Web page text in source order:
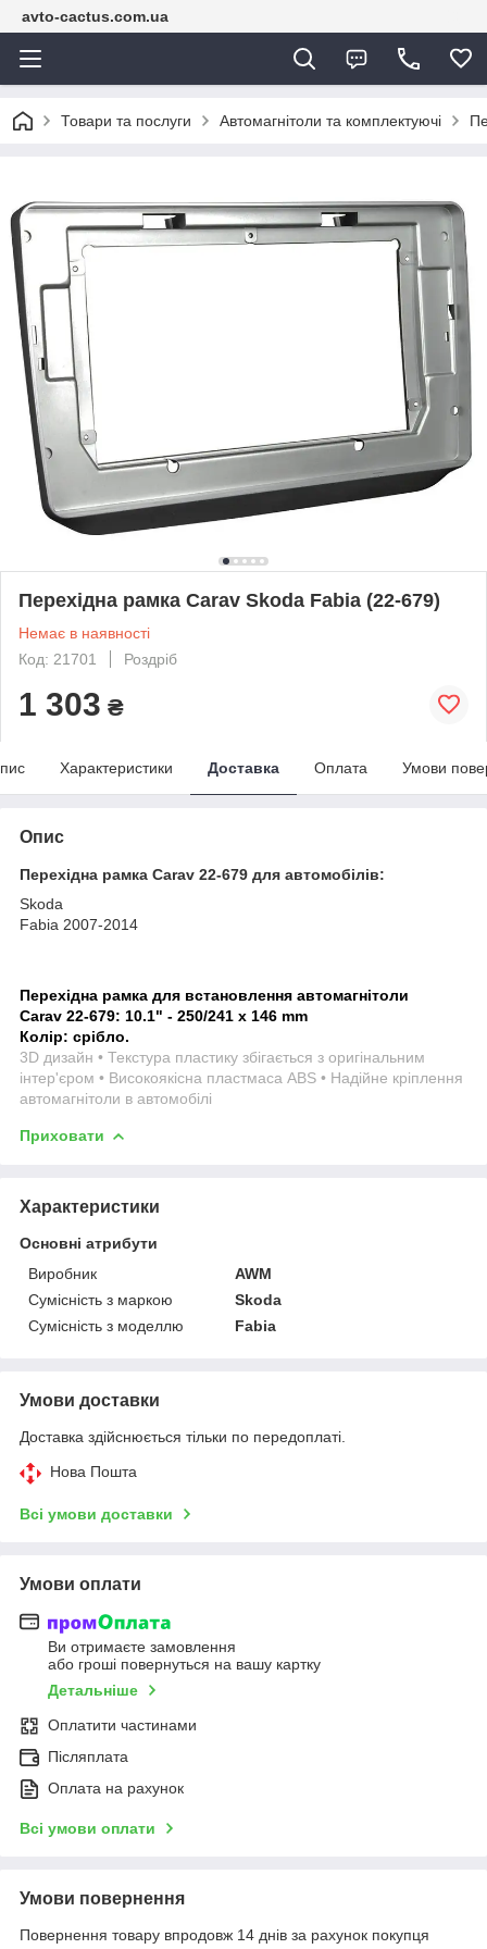
avto-cactus.com.ua
Товари та послуги Автомагнітоли та комплектуючі
Перехідна рамка Carav Skoda Fabia (22-679)
Немає в наявності
Код: 21701
Роздріб
1 303 ₴
Характеристики Доставка Оплата Умови
Опис
Перехідна рамка Carav 22-679 для автомобілів:
Skoda
Fabia 2007-2014
Перехідна рамка для встановлення автомагнітоли
Carav 22-679: 10.1" - 250/241 x 146 mm
Колір: срібло.
3D дизайн • Текстура пластику збігається з оригінальним
інтер'єром • Високоякісна пластмаса ABS • Надійне кріплення
автомагнітоли в автомобілі
Приховати
Характеристики
Основні атрибути
Виробник
AWM
Сумісність з маркою
Skoda
Сумісність з моделлю
Fabia
Умови доставки
Доставка здійснюється тільки по передоплаті.
Нова Пошта
Всі умови доставки
Умови оплати
Ви отримаєте замовлення
або гроші повернуться на вашу картку
Детальніше
Оплатити частинами
Післяплата
Оплата на рахунок
Всі умови оплати
Умови повернення
Повернення товару впродовж 14 днів за рахунок покупця